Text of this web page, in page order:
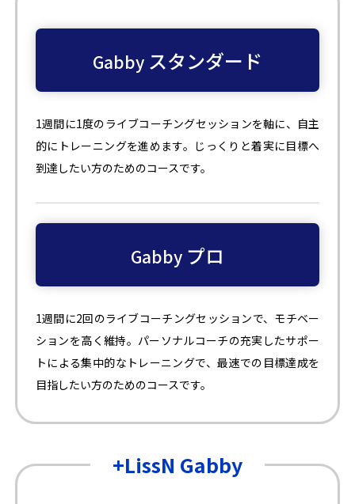
Gabby スタンダード
1週間に1度のライブコーチングセッションを軸に、自主
的にトレーニングを進めます。じっくりと着実に目標へ
到達したい方のためのコースです。
Gabby プロ
1週間に2回のライブコーチングセッションで、モチベー
ションを高く維持。パーソナルコーチの充実したサポー
トによる集中的なトレーニングで、最速での目標達成を
目指したい方のためのコースです。
+LissN Gabby